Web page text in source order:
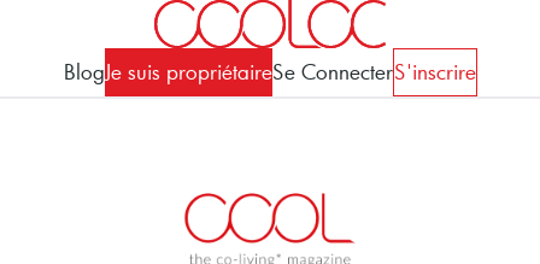
BlogJe suis propriétaireSe ConnecterS'inscrire